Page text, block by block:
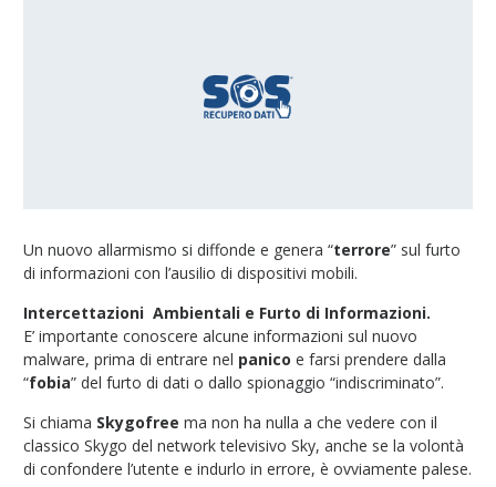
Un nuovo allarmismo si diffonde e genera “terrore” sul furto
di informazioni con l’ausilio di dispositivi mobili.
Intercettazioni Ambientali e Furto di Informazioni.
E’ importante conoscere alcune informazioni sul nuovo
malware, prima di entrare nel panico e farsi prendere dalla
“fobia” del furto di dati o dallo spionaggio “indiscriminato”.
Si chiama Skygofree ma non ha nulla a che vedere con il
classico Skygo del network televisivo Sky, anche se la volontà
di confondere l’utente e indurlo in errore, è ovviamente palese.